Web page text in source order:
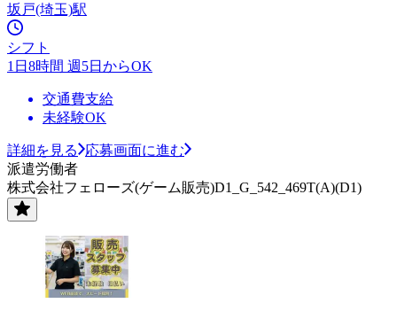
坂戸(埼玉)駅
シフト
1日8時間 週5日からOK
交通費支給
未経験OK
詳細を見る
応募画面に進む
派遣労働者
株式会社フェローズ(ゲーム販売)D1_G_542_469T(A)(D1)